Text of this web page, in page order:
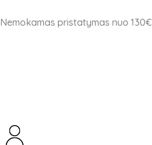
prie
Nemokamas pristatymas nuo 130€